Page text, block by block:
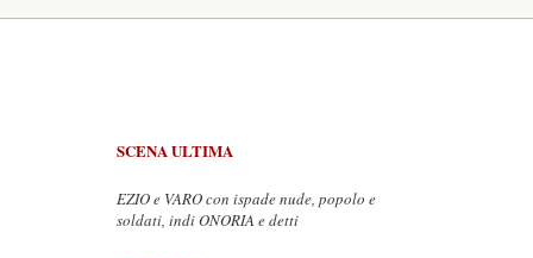
SCENA ULTIMA
EZIO e VARO con ispade nude, popolo e
soldati, indi ONORIA e detti